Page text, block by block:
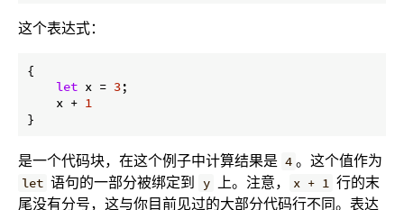
这个表达式：
{
let x = 3;
    x +
1
}
是一个代码块，在这个例子中计算结果是 4 。这个值作为
let 语句的一部分被绑定到 y 上。注意， x + 1 行的末
尾没有分号，这与你目前见过的大部分代码行不同。表达